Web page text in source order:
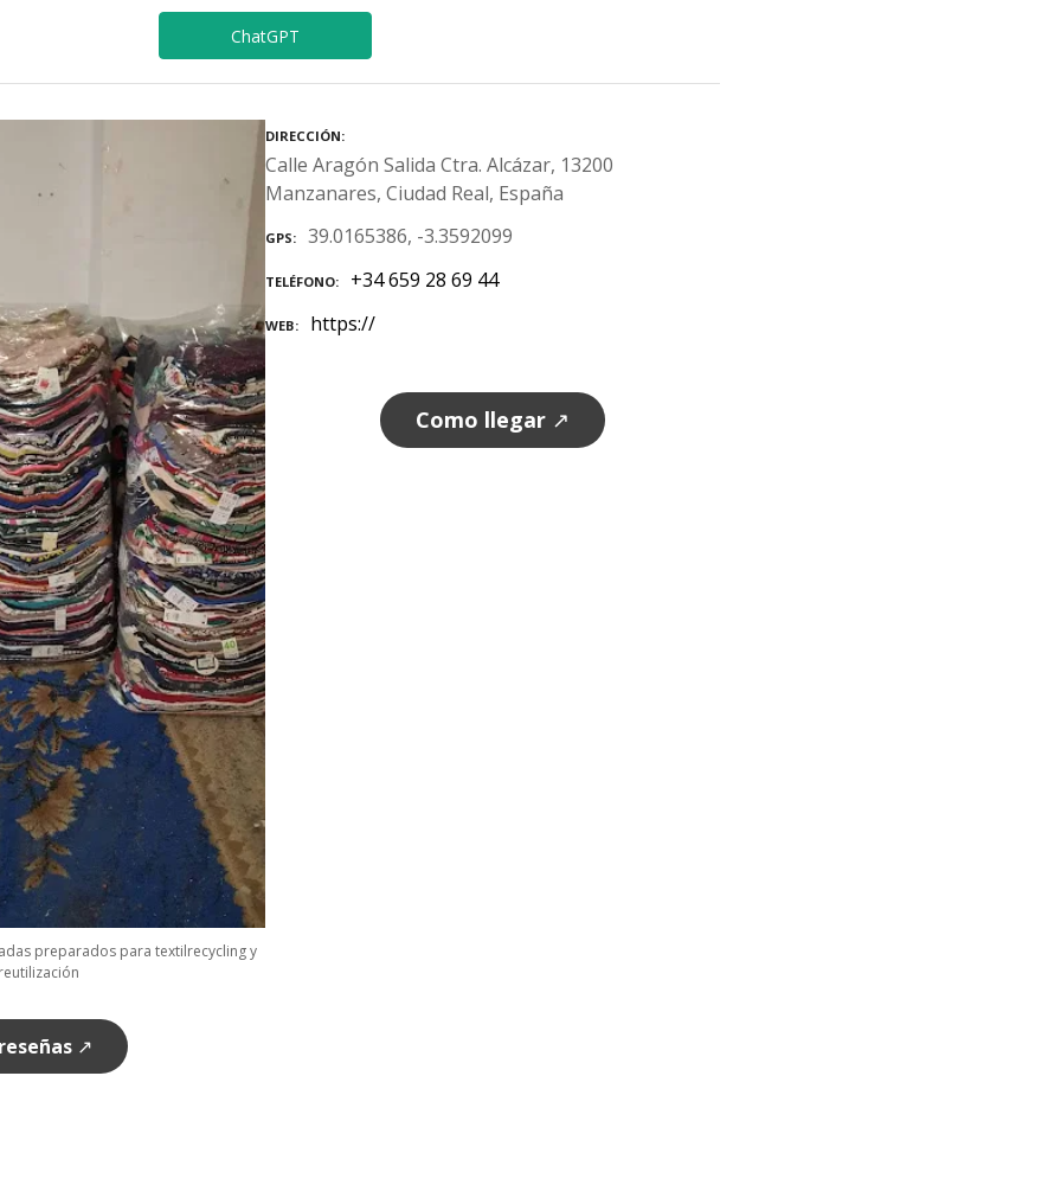
ChatGPT
preparados para textilrecycling y
↗
DIRECCIÓN
Calle Aragón Salida Ctra. Alcázar, 13200
Manzanares, Ciudad Real, España
GPS 39.0165386, -3.3592099
TELÉFONO +34 659 28 69 44
WEB https://
Como llegar ↗